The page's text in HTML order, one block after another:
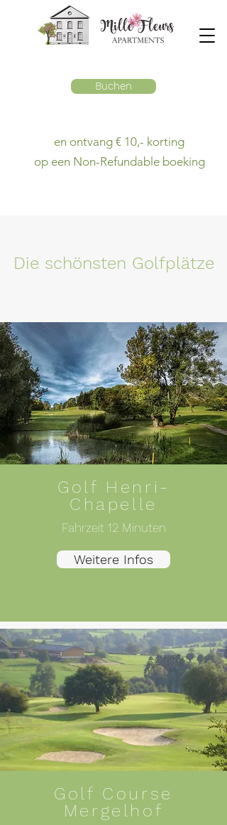
en ontvang € 10,- korting
op een Non-Refundable boeking
Buchen
Die schönsten Golfplätze
Golf Henri-
Chapelle
Fahrzeit 12 Minuten
Weitere Infos
Golf Course
Mergelhof